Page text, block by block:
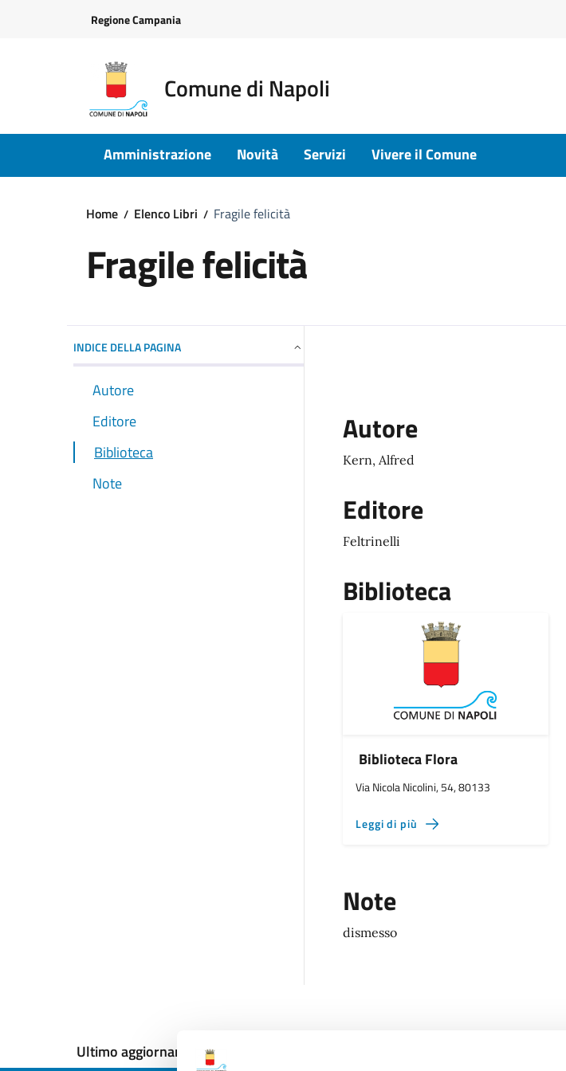
Regione Campania
Comune di Napoli
Amministrazione Novità Servizi Vivere il Comune
Home Elenco Libri Fragile felicità
Fragile felicità
INDICE DELLA PAGINA
Autore
Editore
Biblioteca
Note
Autore
Kern, Alfred
Editore
Feltrinelli
Biblioteca
Biblioteca Flora
Via Nicola Nicolini, 54, 80133
Leggi di più
Note
dismesso
Ultimo aggiornamento: